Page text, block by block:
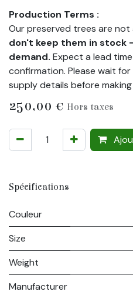
Production Terms :
Our preserved trees are not
don't keep them in stock
demand. Expect a lead
confirmation. Please wait
supply details before
250,00 € Hors taxes
Spécifications
Couleur
Size
Weight
Manufacturer